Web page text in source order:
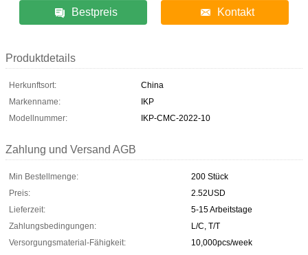
Bestpreis Kontakt
Produktdetails
Herkunftsort:
China
Markenname:
IKP
Modellnummer:
IKP-CMC-2022-10
Zahlung und Versand AGB
Min Bestellmenge:
200 Stück
Preis:
2.52USD
Lieferzeit:
5-15 Arbeitstage
Zahlungsbedingungen:
L/C, T/T
Versorgungsmaterial-Fähigkeit:
10,000pcs/week